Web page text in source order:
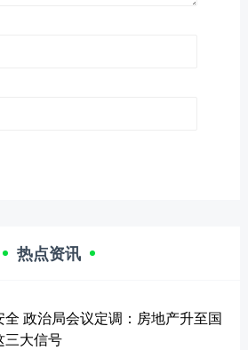
热点资讯
政治局会议定调：房地产升至国
三大信号